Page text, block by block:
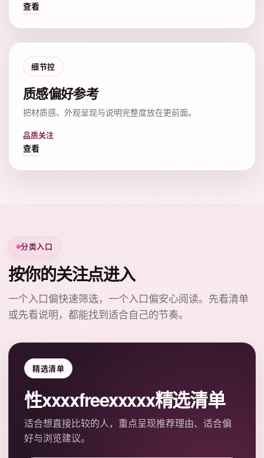
查看
细节控
质感偏好参考
把材质感、外观呈现与说明完整度放在更前面。
品质关注
查看
分类入口
按你的关注点进入
一个入口偏快速筛选，一个入口偏安心阅读。先看清单
或先看说明，都能找到适合自己的节奏。
精选清单
性xxxxfreexxxxx精选清单
适合想直接比较的人，重点呈现推荐理由、适合偏
好与浏览建议。